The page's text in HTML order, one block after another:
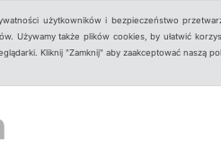
użytkowników i bezpieczeństwo
Używamy także plików cookies, by ułatwić
Kliknij "Zamknij" aby zaakceptować naszą